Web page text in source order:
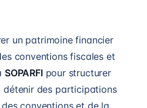
un patrimoine financier
conventions fiscales et
SOPARFIpour structurer
détenir des participations
conventions et de la